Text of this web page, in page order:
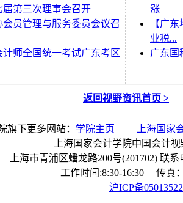
届第三次理事会召开
会员管理与服务委员会议召
计师全国统一考试广东考区
涨
【广
业税...
广东国
返回视野资讯首页 >
旗下更多网站： 学院主页
上海国家
上海国家会计学院中国会计
上海市青浦区蟠龙路200号(201702) 联系
工作时间:8:30-16:30 传真：
沪ICP备